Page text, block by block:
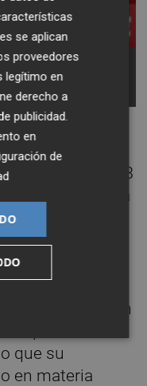
presidente del
ALEJANDRO
ha
en 2018
acabar con la
su juicio, el PP
Cerdán, por lo
el jueves perdón
partido
que su
en materia
se aplican
proveedores
legítimo en
derecho a
publicidad
en
de